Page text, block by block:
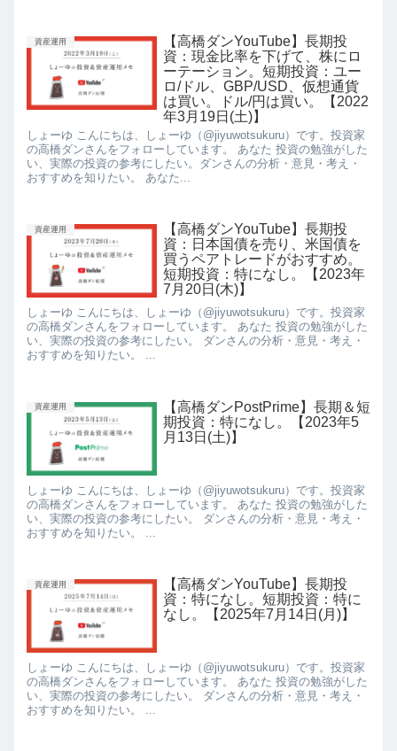
資産運用
【高橋ダンYouTube】長期投
資：現金比率を下げて、株にロ
ーテーション。短期投資：ユー
ロ/ドル、GBP/USD、仮想通貨
は買い。ドル/円は買い。【2022
年3月19日(土)】
しょーゆ こんにちは、しょーゆ（@jiyuwotsukuru）です。投資家
の高橋ダンさんをフォローしています。 あなた 投資の勉強がした
い、実際の投資の参考にしたい。ダンさんの分析・意見・考え・
おすすめを知りたい。 あなた...
資産運用
【高橋ダンYouTube】長期投
資：日本国債を売り、米国債を
買うペアトレードがおすすめ。
短期投資：特になし。【2023年
7月20日(木)】
しょーゆ こんにちは、しょーゆ（@jiyuwotsukuru）です。投資家
の高橋ダンさんをフォローしています。 あなた 投資の勉強がした
い、実際の投資の参考にしたい。 ダンさんの分析・意見・考え・
おすすめを知りたい。 ...
資産運用
【高橋ダンPostPrime】長期＆短
期投資：特になし。【2023年5
月13日(土)】
しょーゆ こんにちは、しょーゆ（@jiyuwotsukuru）です。投資家
の高橋ダンさんをフォローしています。 あなた 投資の勉強がした
い、実際の投資の参考にしたい。 ダンさんの分析・意見・考え・
おすすめを知りたい。 ...
資産運用
【高橋ダンYouTube】長期投
資：特になし。短期投資：特に
なし。【2025年7月14日(月)】
しょーゆ こんにちは、しょーゆ（@jiyuwotsukuru）です。投資家
の高橋ダンさんをフォローしています。 あなた 投資の勉強がした
い、実際の投資の参考にしたい。 ダンさんの分析・意見・考え・
おすすめを知りたい。 ...